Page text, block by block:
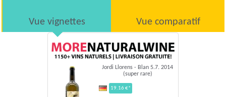
Vue vignettes Vue comparatif
Jordi Llorens - Blan 5.7. 2014
(super rare)
19.16 €*